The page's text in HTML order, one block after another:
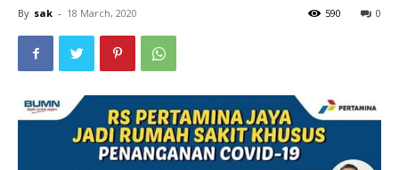
By sak - 18 March, 2020 0
590